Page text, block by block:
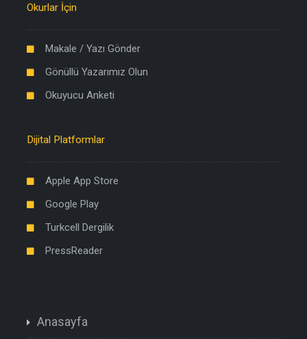
Okurlar İçin
Makale / Yazı Gönder
Gönüllü Yazarımız Olun
Okuyucu Anketi
Dijital Platformlar
Apple App Store
Google Play
Turkcell Dergilik
PressReader
Anasayfa